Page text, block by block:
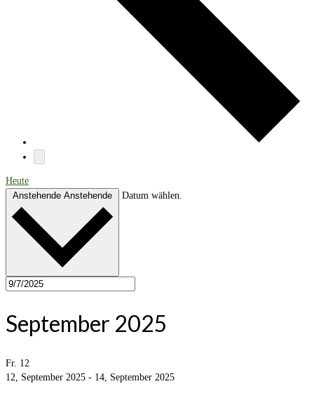
Heute
Anstehende Anstehende Datum wählen.
September 2025
Fr. 12
12, September 2025 - 14, September 2025